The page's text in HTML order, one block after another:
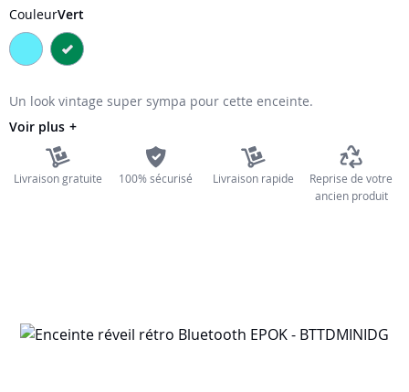
of
the
images
CouleurVert
Un look vintage super sympa pour cette enceinte.
Voir plus
Livraison gratuite 100% sécurisé Livraison rapide
Reprise de votre
ancien produit